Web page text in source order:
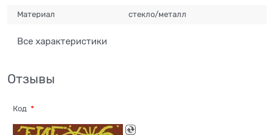
Материал стекло/металл
Все характеристики
Отзывы
Код